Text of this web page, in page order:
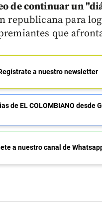
de continuar un
republicana para
que
a nuestro newsletter
de EL COLOMBIANO desde
a nuestro canal de